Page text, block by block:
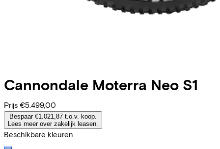
Cannondale Moterra Neo S1
Prijs €5.499,00
Bespaar €1.021,87 t.o.v. koop.
Lees meer over zakelijk leasen.
Beschikbare kleuren